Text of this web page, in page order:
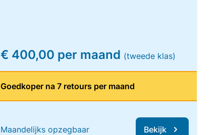
€ 400,00 per maand (tweede klas)
Goedkoper na 7 retours per maand
Maandelijks opzegbaar Bekijk